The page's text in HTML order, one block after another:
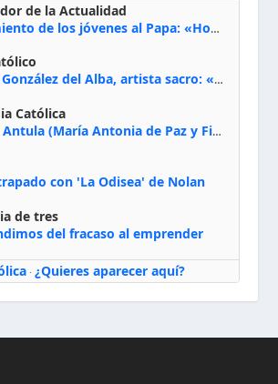
de la Actualidad
El agradecimiento de los jóvenes al Papa: «Hoy nos sentimos Iglesia»
José Ricardo González del Alba, artista sacro: «Yo oro, hablo con Dios, le pido al Espíritu Santo su inspiración y siempre pinto rezando el rosario para que sea Él quien actúe a través de mis manos»
Católica
Santa Mama Antula (María Antonia de Paz y Figueroa)
con 'La Odisea' de Nolan
de tres
del fracaso al emprender
· ¿Quieres aparecer aquí?